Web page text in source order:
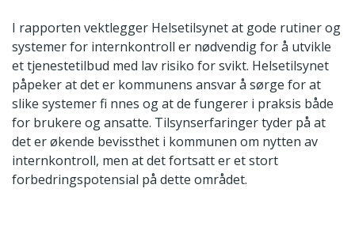
I rapporten vektlegger Helsetilsynet at gode rutiner og
systemer for internkontroll er nødvendig for å utvikle
et tjenestetilbud med lav risiko for svikt. Helsetilsynet
påpeker at det er kommunens ansvar å sørge for at
slike systemer fi nnes og at de fungerer i praksis både
for brukere og ansatte. Tilsynserfaringer tyder på at
det er økende bevissthet i kommunen om nytten av
internkontroll, men at det fortsatt er et stort
forbedringspotensial på dette området.